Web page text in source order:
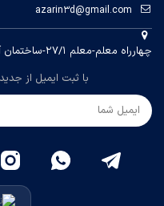
azarin3d@gmail.com
چهارراه معلم-معلم ۲۷/۱-ساختمان آذرین -پلاک ۲۷۸- طبقه سوم-واحد ۴
با ثبت ایمیل از